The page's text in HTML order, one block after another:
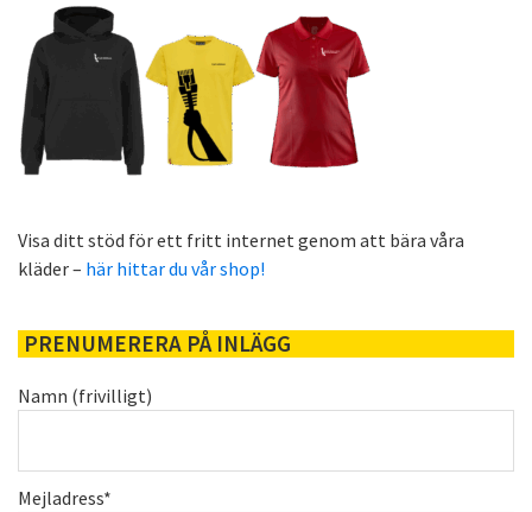
Visa ditt stöd för ett fritt internet genom att bära våra
kläder – här hittar du vår shop!
PRENUMERERA PÅ INLÄGG
Namn (frivilligt)
Mejladress*